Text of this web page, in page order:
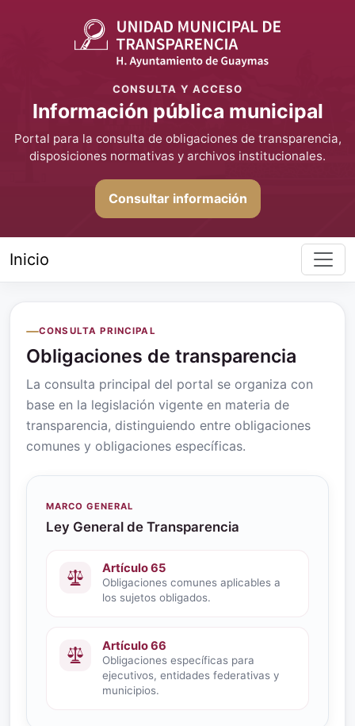
CONSULTA Y ACCESO
Información pública municipal
Portal para la consulta de obligaciones de transparencia,
disposiciones normativas y archivos institucionales.
Consultar información
Inicio
CONSULTA PRINCIPAL
Obligaciones de transparencia
La consulta principal del portal se organiza con
base en la legislación vigente en materia de
transparencia, distinguiendo entre obligaciones
comunes y obligaciones específicas.
MARCO GENERAL
Ley General de Transparencia
Artículo 65
Obligaciones comunes aplicables a
los sujetos obligados.
Artículo 66
Obligaciones específicas para
ejecutivos, entidades federativas y
municipios.